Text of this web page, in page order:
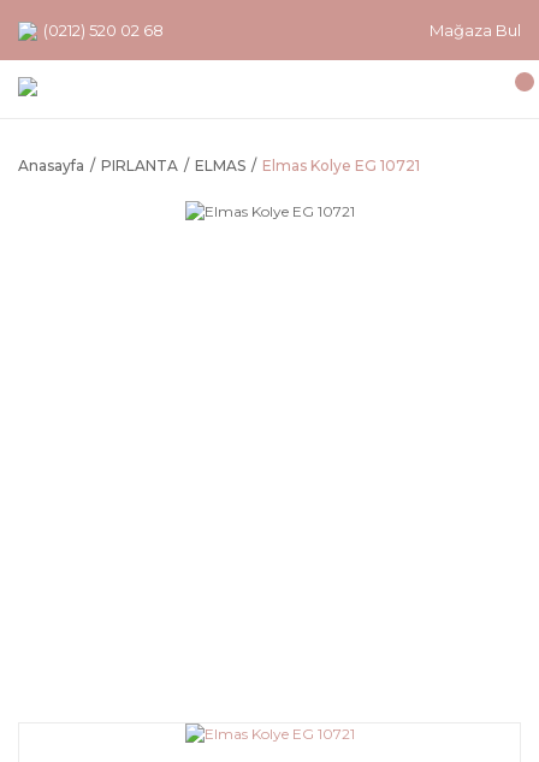
(0212) 520 02 68 Mağaza Bul
Anasayfa PIRLANTA ELMAS Elmas Kolye EG 10721